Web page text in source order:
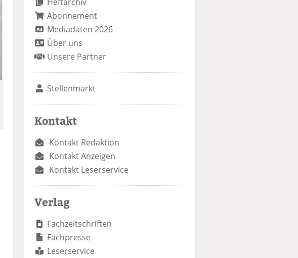
Abonnement
Mediadaten 2026
Über uns
Unsere Partner
Stellenmarkt
Kontakt
Kontakt Redaktion
Kontakt Anzeigen
Kontakt Leserservice
Verlag
Fachzeitschriften
Fachpresse
Leserservice